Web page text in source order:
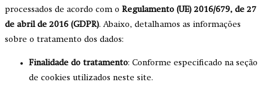
processados de acordo com o Regulamento (UE) 2016/679, de 27
de abril de 2016 (GDPR). Abaixo, detalhamos as informações
sobre o tratamento dos dados:
Finalidade do tratamento: Conforme especificado na seção
de cookies utilizados neste site.